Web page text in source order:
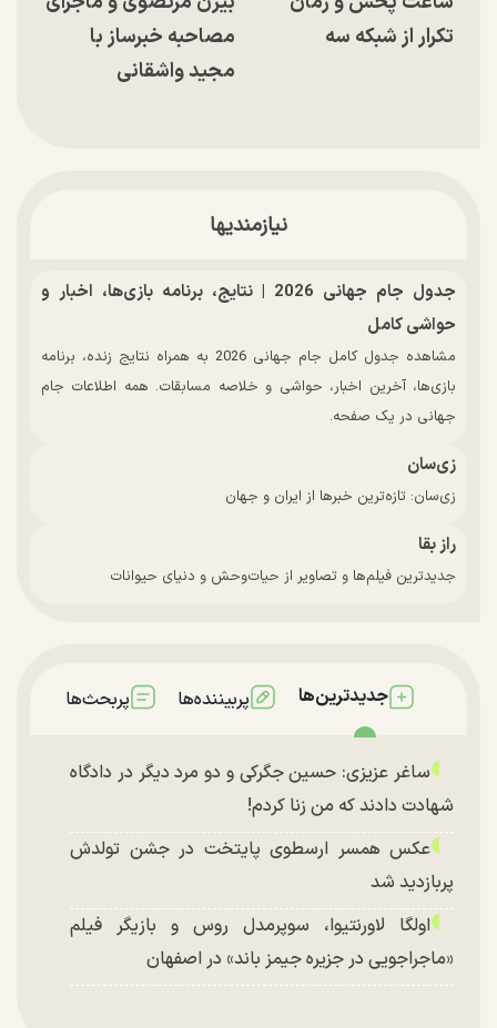
تکرار از شبکه سه
مصاحبه خبرساز با
مجید واشقانی
نیازمندیها
جدول جام جهانی 2026 | نتایج، برنامه بازی‌ها، اخبار و
حواشی کامل
مشاهده جدول کامل جام جهانی 2026 به همراه نتایج زنده، برنامه
بازی‌ها، آخرین اخبار، حواشی و خلاصه مسابقات. همه اطلاعات جام
جهانی در یک صفحه.
زی‌سان
زی‌سان: تازه‌ترین خبرها از ایران و جهان
راز بقا
جدیدترین فیلم‌ها و تصاویر از حیات‌وحش و دنیای حیوانات
جدیدترین‌ها پربیننده‌ها پربحث‌ها
ساغر عزیزی: حسین جگرکی و دو مرد دیگر در دادگاه
شهادت دادند که من زنا کردم!
عکس همسر ارسطوی پایتخت در جشن تولدش
پربازدید شد
اولگا لاورنتیوا، سوپرمدل روس و بازیگر فیلم
«ماجراجویی در جزیره جیمز باند» در اصفهان